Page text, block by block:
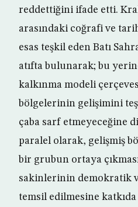
reddettiğini ifade etti.
arasındaki coğrafi ve
esas teşkil eden Batı
atıfta bulunarak; bu
kalkınma modeli
bölgelerinin gelişimini
çaba sarf etmeyeceğine
paralel olarak, gelişmiş
bir grubun ortaya
sakinlerinin demokratik
temsil edilmesine